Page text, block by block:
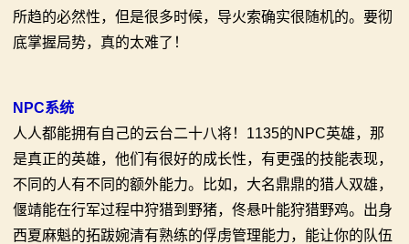
所趋的必然性，但是很多时候，导火索确实很随机的。要彻
底掌握局势，真的太难了！
NPC系统
人人都能拥有自己的云台二十八将！1135的NPC英雄，那
是真正的英雄，他们有很好的成长性，有更强的技能表现，
不同的人有不同的额外能力。比如，大名鼎鼎的猎人双雄，
偃靖能在行军过程中狩猎到野猪，佟悬叶能狩猎野鸡。出身
西夏麻魁的拓跋婉清有熟练的俘虏管理能力，能让你的队伍